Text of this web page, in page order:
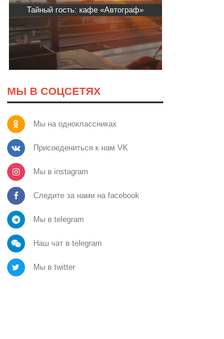
Тайный гость: доставка Капибара
МЫ В СОЦСЕТЯХ
Мы на одноклассниках
Присоедениться к нам VK
Мы в instagram
Следите за нами на facebook
Мы в telegram
Наш чат в telegram
Мы в twitter